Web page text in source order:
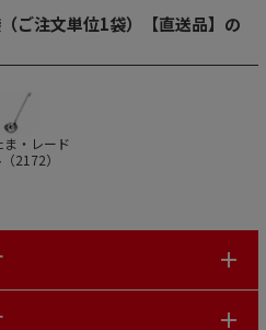
ご注文単位1袋）【直送品】の
ま・レード
2172）